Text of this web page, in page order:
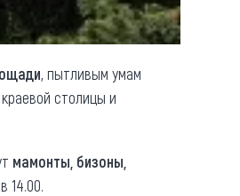
, пытливым умам
столицы и
мамонты, бизоны,
14.00.